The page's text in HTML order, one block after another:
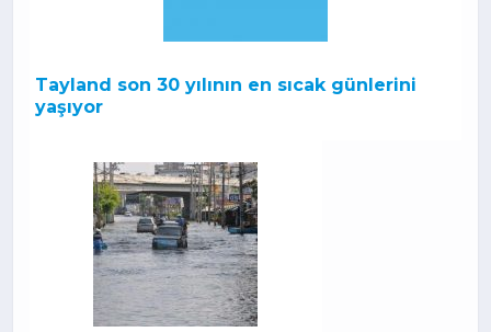
Tayland son 30 yılının en sıcak günlerini
yaşıyor